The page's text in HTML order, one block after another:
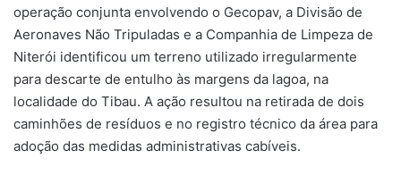
operação conjunta envolvendo o Gecopav, a Divisão de
Aeronaves Não Tripuladas e a Companhia de Limpeza de
Niterói identificou um terreno utilizado irregularmente
para descarte de entulho às margens da lagoa, na
localidade do Tibau. A ação resultou na retirada de dois
caminhões de resíduos e no registro técnico da área para
adoção das medidas administrativas cabíveis.